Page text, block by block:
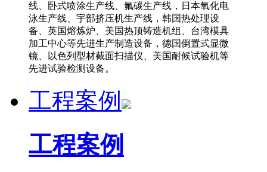
线、卧式喷涂生产线、氟碳生产线，日本氧化电
泳生产线、宇部挤压机生产线，韩国热处理设
备、英国熔炼炉、美国热顶铸造机组、台湾模具
加工中心等先进生产制造设备，德国倒置式显微
镜、以色列型材截面扫描仪、美国耐候试验机等
先进试验检测设备。
工程案例
工程案例